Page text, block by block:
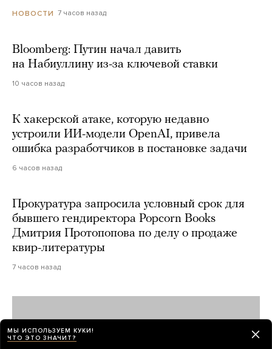
НОВОСТИ 7 часов назад
Bloomberg: Путин начал давить
на Набиуллину из-за ключевой ставки
10 часов назад
К хакерской атаке, которую недавно
устроили ИИ-модели OpenAI, привела
ошибка разработчиков в постановке задачи
6 часов назад
Прокуратура запросила условный срок для
бывшего гендиректора Popcorn Books
Дмитрия Протопопова по делу о продаже
квир-литературы
7 часов назад
МЫ ИСПОЛЬЗУЕМ КУКИ!
ЧТО ЭТО ЗНАЧИТ?